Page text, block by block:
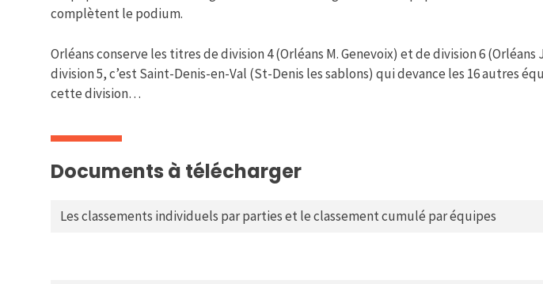
complètent le podium.
Orléans conserve les titres de division 4 (Orléans M. Genevoix) et de division 6 (Orléans
division 5, c’est Saint-Denis-en-Val (St-Denis les sablons) qui devance les 16 autres
cette division…
Documents à télécharger
Les classements individuels par parties et le classement cumulé par équipes